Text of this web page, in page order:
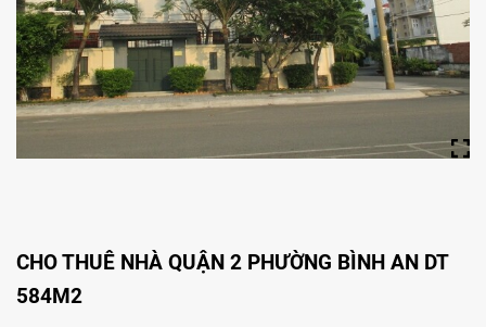
CHO THUÊ NHÀ QUẬN 2 PHƯỜNG BÌNH AN DT
584M2